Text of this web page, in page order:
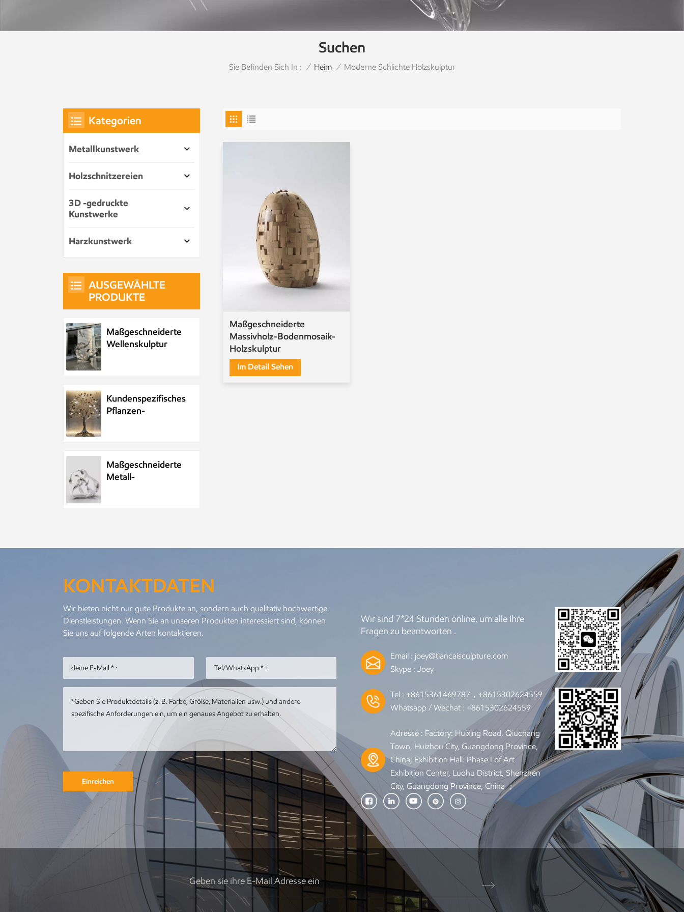
Suchen
Sie Befinden Sich In : / Heim / Moderne Schlichte Holzskulptur
Maßgeschneiderte
Massivholz-Bodenmosaik-
Holzskulptur
Im Detail Sehen
Kategorien
Metallkunstwerk
Holzschnitzereien
3D -gedruckte
Kunstwerke
Harzkunstwerk
AUSGEWÄHLTE
PRODUKTE
Maßgeschneiderte
Wellenskulptur
Kundenspezifisches
Pflanzen-
Maßgeschneiderte
Metall-
Edelstahl im Park,
Nachtszenenskulptur
Meeresleben-
Abstraktes
Goldfisch-
Metall und
Edelstahl
Personalisierter
Metallanhänger
mit Meereswal-
Kunstwerk
Metall-Edelstahl-
Tier-Metall-Pfau-
Skulptur
Runde
Gebäudeskulptur
aus Metall,
Gartenlandschaft,
Skulptur,
Kunstinstallation
KONTAKTDATEN
Wir bieten nicht nur gute Produkte an, sondern auch qualitativ hochwertige
Dienstleistungen. Wenn Sie an unseren Produkten interessiert sind, können
Sie uns auf folgende Arten kontaktieren.
Einreichen
Wir sind 7*24 Stunden online, um alle Ihre
Fragen zu beantworten .
Email : joey@tiancaisculpture.com
Skype :Joey
Tel : +8615361469787，+8615302624559
Whatsapp / Wechat : +8615302624559
Adresse : Factory: Huixing Road, Qiuchang
Town, Huizhou City, Guangdong Province,
China; Exhibition Hall: Phase I of Art
Exhibition Center, Luohu District, Shenzhen
City, Guangdong Province, China ；